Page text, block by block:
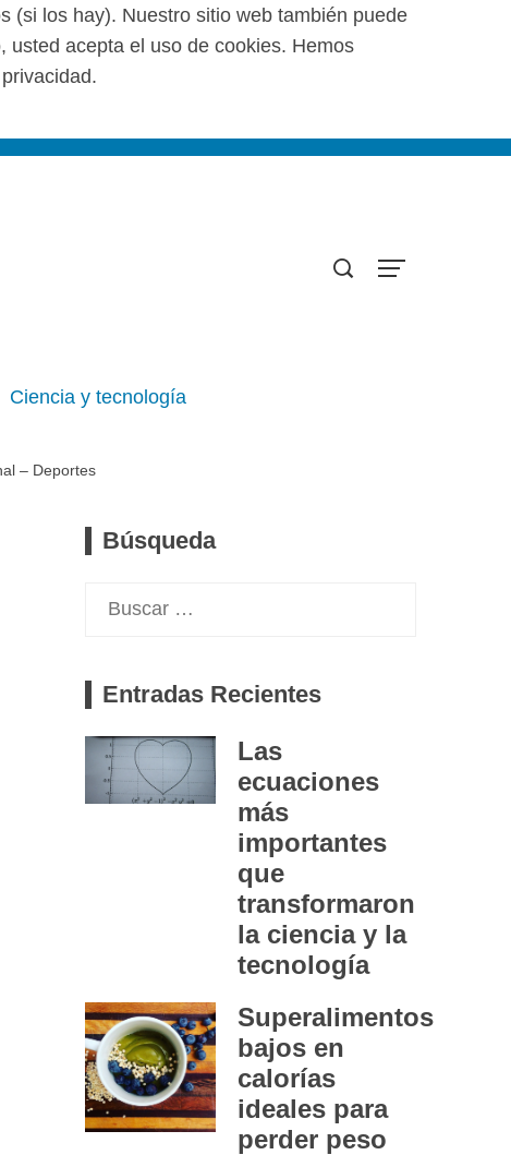
(si los hay). Nuestro sitio web también puede
usted acepta el uso de cookies. Hemos
Ciencia y tecnología
– Deportes
Búsqueda
Entradas Recientes
Las
ecuaciones
más
importantes
que
transformaron
la ciencia y la
tecnología
Superalimentos
bajos en
calorías
ideales para
perder peso